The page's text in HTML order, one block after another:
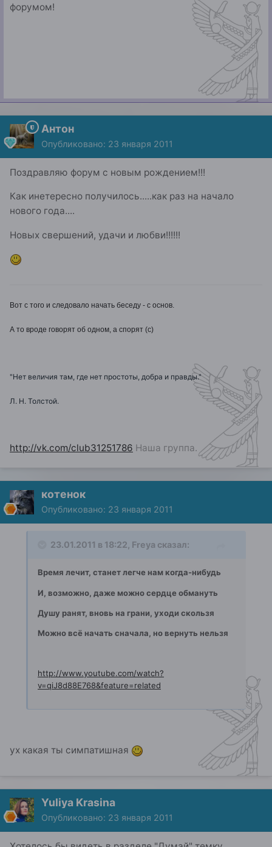
форумом!
Антон
Опубликовано: 23 января 2011
Поздравляю форум с новым рождением!!!
Как инетересно получилось.....как раз на начало
нового года....
Новых свершений, удачи и любви!!!!!!
Вот с того и следовало начать беседу - с основ.
А то вроде говорят об одном, а спорят (с)
"Нет величия там, где нет простоты, добра и правды."
Л. Н. Толстой.
http://vk.com/club31251786 Наша группа.
котенок
Опубликовано: 23 января 2011
23.01.2011 в 18:22, Freya сказал:
Время лечит, станет легче нам когда-нибудь
И, возможно, даже можно сердце обмануть
Душу ранят, вновь на грани, уходи скользя
Можно всё начать сначала, но вернуть нельзя
http://www.youtube.com/watch?
v=qiJ8d88E768&feature=related
ух какая ты симпатишная
Yuliya Krasina
Опубликовано: 23 января 2011